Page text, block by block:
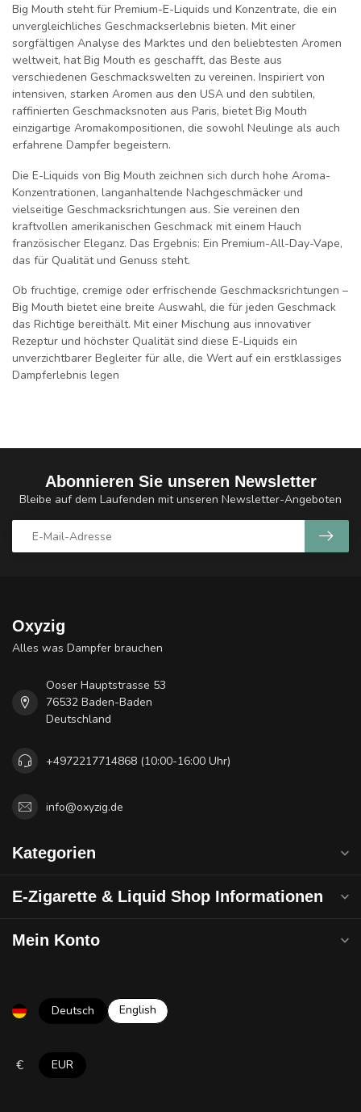
Big Mouth steht für Premium-E-Liquids und Konzentrate, die ein
unvergleichliches Geschmackserlebnis bieten. Mit einer
sorgfältigen Analyse des Marktes und den beliebtesten Aromen
weltweit, hat Big Mouth es geschafft, das Beste aus
verschiedenen Geschmackswelten zu vereinen. Inspiriert von
intensiven, starken Aromen aus den USA und den subtilen,
raffinierten Geschmacksnoten aus Paris, bietet Big Mouth
einzigartige Aromakompositionen, die sowohl Neulinge als auch
erfahrene Dampfer begeistern.
Die E-Liquids von Big Mouth zeichnen sich durch hohe Aroma-
Konzentrationen, langanhaltende Nachgeschmäcker und
vielseitige Geschmacksrichtungen aus. Sie vereinen den
kraftvollen amerikanischen Geschmack mit einem Hauch
französischer Eleganz. Das Ergebnis: Ein Premium-All-Day-Vape,
das für Qualität und Genuss steht.
Ob fruchtige, cremige oder erfrischende Geschmacksrichtungen –
Big Mouth bietet eine breite Auswahl, die für jeden Geschmack
das Richtige bereithält. Mit einer Mischung aus innovativer
Rezeptur und höchster Qualität sind diese E-Liquids ein
unverzichtbarer Begleiter für alle, die Wert auf ein erstklassiges
Dampferlebnis legen
Abonnieren Sie unseren Newsletter
Bleibe auf dem Laufenden mit unseren Newsletter-Angeboten
Oxyzig
Alles was Dampfer brauchen
Ooser Hauptstrasse 53
76532 Baden-Baden
Deutschland
+4972217714868 (10:00-16:00 Uhr)
info@oxyzig.de
Kategorien
E-Zigarette & Liquid Shop Informationen
Mein Konto
Deutsch English
€ EUR